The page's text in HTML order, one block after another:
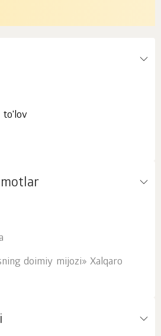
to'lov
doimiy mijozi» Xalqaro